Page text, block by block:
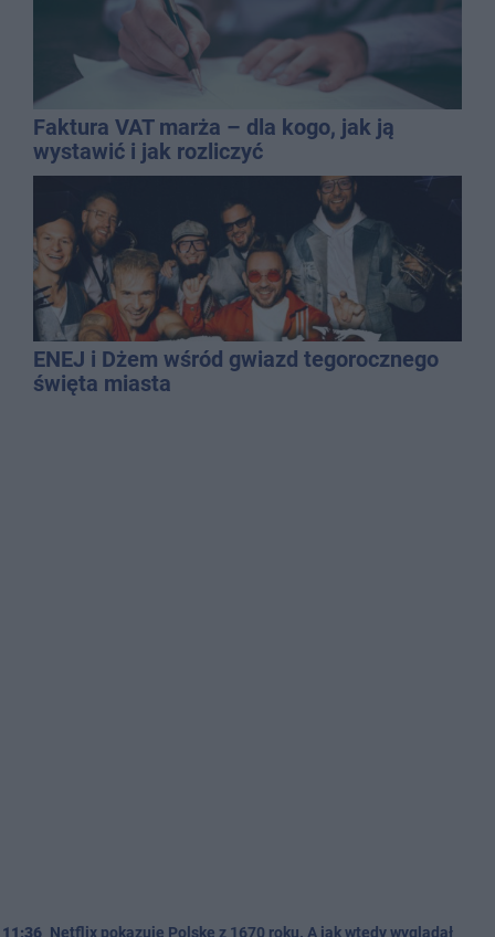
Faktura VAT marża – dla kogo, jak ją
wystawić i jak rozliczyć
ENEJ i Dżem wśród gwiazd tegorocznego
święta miasta
11:36 Netflix pokazuje Polskę z 1670 roku. A jak wtedy wyglądał